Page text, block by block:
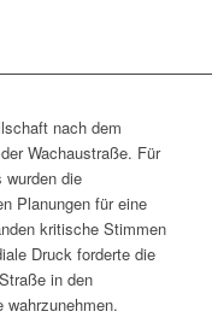
nach dem
Wachaustraße. Für
die
Planungen für eine
kritische Stimmen
Druck forderte die
in den